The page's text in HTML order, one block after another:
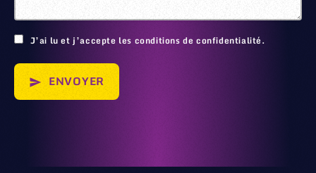
J’ai lu et j’accepte les conditions de confidentialité.
send ENVOYER